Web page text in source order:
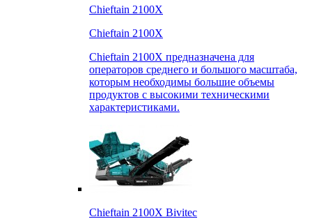
Chieftain 2100X
Chieftain 2100X
Chieftain 2100X предназначена для
операторов среднего и большого масштаба,
которым необходимы большие объемы
продуктов с высокими техническими
характеристиками.
Chieftain 2100X Bivitec